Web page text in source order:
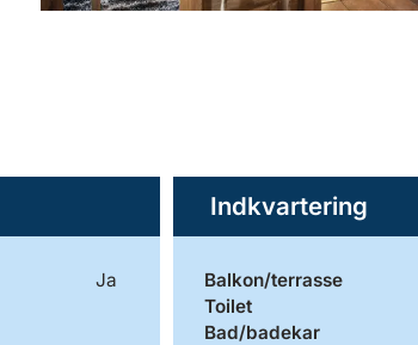
Ja
Indkvartering
Balkon/terrasse
Toilet
Bad/badekar